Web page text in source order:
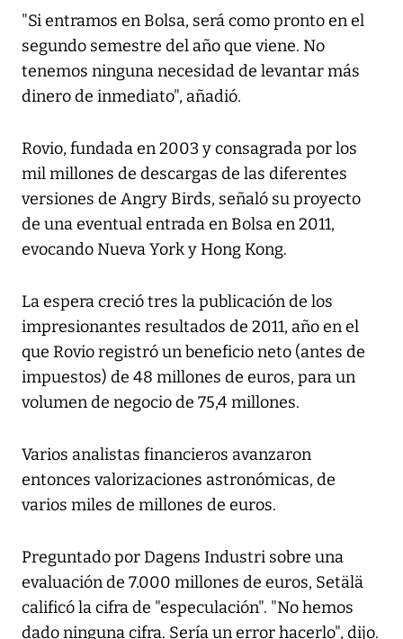
"Si entramos en Bolsa, será como pronto en el
segundo semestre del año que viene. No
tenemos ninguna necesidad de levantar más
dinero de inmediato", añadió.
Rovio, fundada en 2003 y consagrada por los
mil millones de descargas de las diferentes
versiones de Angry Birds, señaló su proyecto
de una eventual entrada en Bolsa en 2011,
evocando Nueva York y Hong Kong.
La espera creció tres la publicación de los
impresionantes resultados de 2011, año en el
que Rovio registró un beneficio neto (antes de
impuestos) de 48 millones de euros, para un
volumen de negocio de 75,4 millones.
Varios analistas financieros avanzaron
entonces valorizaciones astronómicas, de
varios miles de millones de euros.
Preguntado por Dagens Industri sobre una
evaluación de 7.000 millones de euros, Setälä
calificó la cifra de "especulación". "No hemos
dado ninguna cifra. Sería un error hacerlo", dijo.